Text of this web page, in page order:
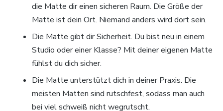
die Matte dir einen sicheren Raum. Die Größe der
Matte ist dein Ort. Niemand anders wird dort sein.
Die Matte gibt dir Sicherheit. Du bist neu in einem
Studio oder einer Klasse? Mit deiner eigenen Matte
fühlst du dich sicher.
Die Matte unterstützt dich in deiner Praxis. Die
meisten Matten sind rutschfest, sodass man auch
bei viel schweiß nicht wegrutscht.